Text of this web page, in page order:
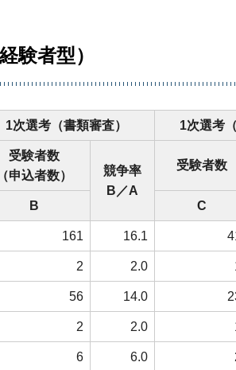
験者型）
1次選考（書類審査） 1次選考
受験者数
（申込者数）
競争率
B／A
受験者数
B
C
161 16.1
2 2.0
56 14.0
2 2.0
6 6.0